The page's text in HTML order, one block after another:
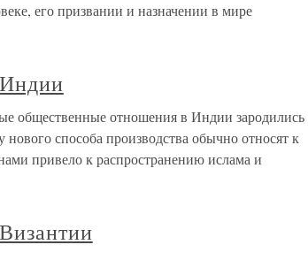
его призвании и назначении в мире
общественные отношения в Индии зародились
способа производства обычно относят к
привело к распространению ислама и